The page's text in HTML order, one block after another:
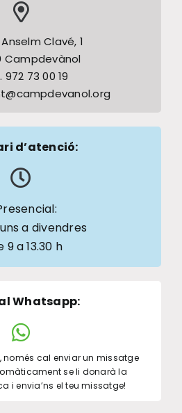
Clavé, 1
Campdevànol
972 73 00 19
d’atenció:
a divendres
9 a 13.30 h
Whatsapp:
només cal enviar un missatge
se li donarà la
i envia’ns el teu missatge!